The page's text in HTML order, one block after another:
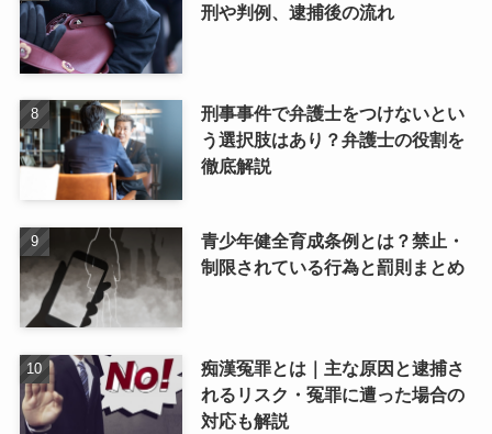
刑や判例、逮捕後の流れ
刑事事件で弁護士をつけないとい
う選択肢はあり？弁護士の役割を
徹底解説
青少年健全育成条例とは？禁止・
制限されている行為と罰則まとめ
痴漢冤罪とは｜主な原因と逮捕さ
れるリスク・冤罪に遭った場合の
対応も解説